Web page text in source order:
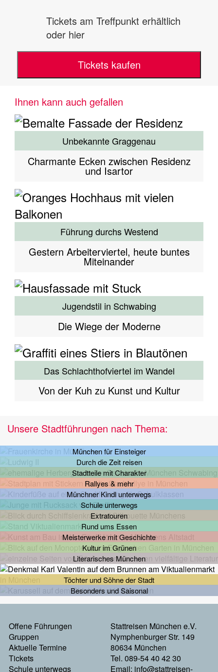
Tickets am Treffpunkt erhältlich
oder hier
Tickets kaufen
Ihnen kann auch gefallen
Unbekannte Graggenau
Charmante Ecken zwischen Residenz
und Isartor
Führung durchs Westend
Gestern Arbeiterviertel, heute buntes
Miteinander
Jugendstil in Schwabing
Die Wiege der Moderne
Das Schlachthofviertel im Wandel
Von der Kuh zu Kunst und Kultur
Unsere Stadtführungen nach Thema:
München für Einsteiger
Durch die Zeit reisen
Stadtteile mit Charakter
Rallyes & mehr
Münchner Kindl unterwegs
Schule unterwegs
Extratouren
Rund ums Essen
Meisterwerke mit Geschichte
Kultur im Grünen
Literarisches München
Töchter und Söhne der Stadt
Besonders und Saisonal
Footermenu
Links
Offene Führungen
Gruppen
Aktuelle Termine
Tickets
Schule unterwegs
Stattreisen München e.V.
Nymphenburger Str. 149
80634 München
Tel. 089-54 40 42 30
Email: info@stattreisen-